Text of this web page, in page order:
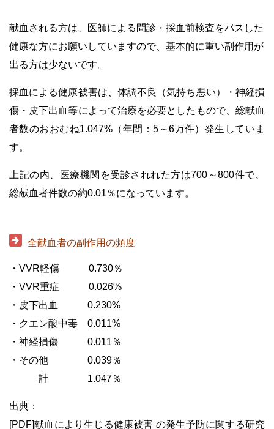
献血される方は、医師による問診・採血前検査をパスした
健康な方にお願いしていますので、基本的に重い副作用が
出る方は少ないです。
採血による健康被害は、体調不良（気持ち悪い）・神経損
傷・皮下出血等によって治療を必要としたもので、総献血
者数のおおむね1.047%（年間：5～6万件）発生していま
す。
上記の内、医療機関を受診されれた方は700～800件で、
総献血者件数の約0.01％になっています。
全献血者の副作用の頻度
・VVR軽傷
0.730％
・VVR重症
0.026%
・皮下出血
0.230%
・クエン酸中毒
0.011%
・神経損傷
0.011％
・その他
0.039％
計 1.047％
出典：
[PDF]献血により生じる健康被害 の発生予防に関する研究